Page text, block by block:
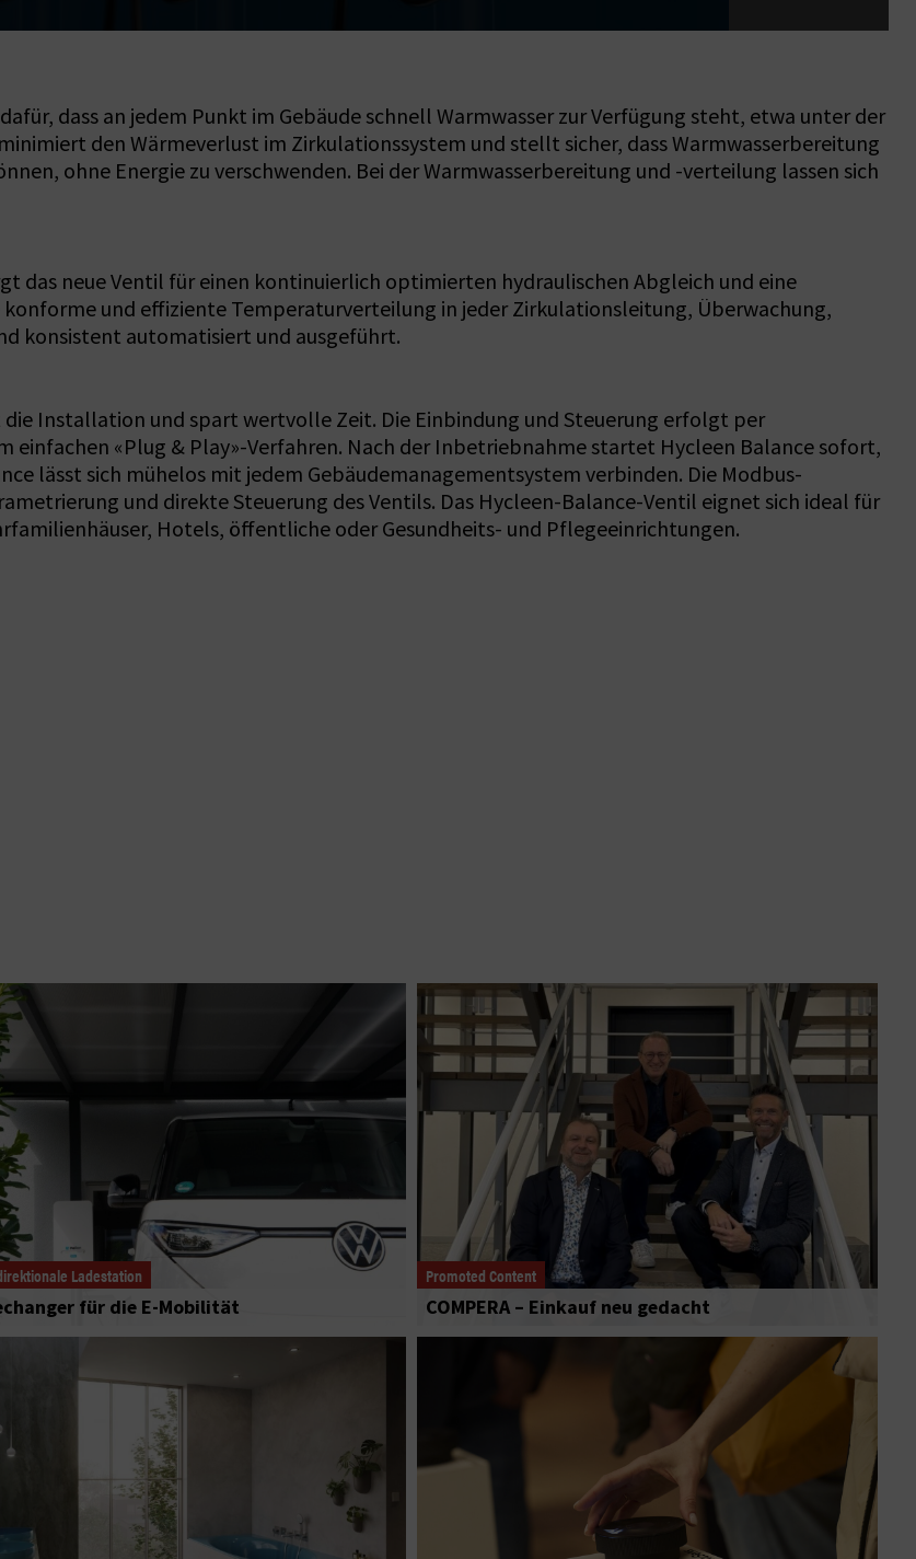
dass an jedem Punkt im Gebäude schnell Warmwasser zur Verfügung steht, etwa unter der
den Wärmeverlust im Zirkulationssystem und stellt sicher, dass Warmwasserbereitung
ohne Energie zu verschwenden. Bei der Warmwasserbereitung und -verteilung lassen sich
das neue Ventil für einen kontinuierlich optimierten hydraulischen Abgleich und eine
und effiziente Temperaturverteilung in jeder Zirkulationsleitung, Überwachung,
konsistent automatisiert und ausgeführt.
Installation und spart wertvolle Zeit. Die Einbindung und Steuerung erfolgt per
«Plug & Play»-Verfahren. Nach der Inbetriebnahme startet Hycleen Balance sofort,
lässt sich mühelos mit jedem Gebäudemanagementsystem verbinden. Die Modbus-
und direkte Steuerung des Ventils. Das Hycleen-Balance-Ventil eignet sich ideal für
Hotels, öffentliche oder Gesundheits- und Pflegeeinrichtungen.
Ladestation
für die E-Mobilität
Promoted Content
COMPERA – Einkauf neu gedacht